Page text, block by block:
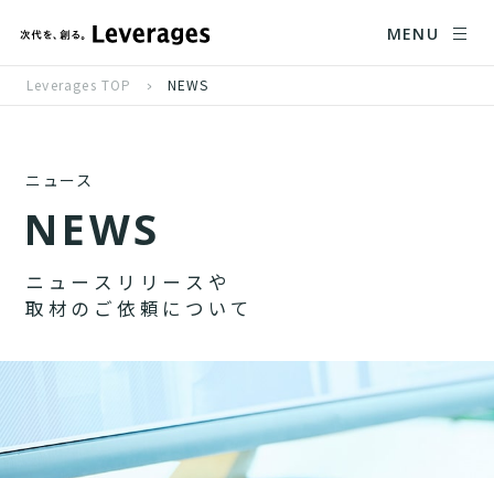
MENU
Leverages TOP NEWS
ニュース
NEWS
ニ ュ ー ス リ リ ー ス や
取 材 の ご 依 頼 に つ い て